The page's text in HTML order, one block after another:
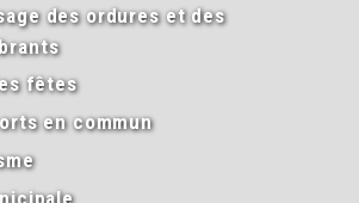
des ordures et des
fêtes
en commun